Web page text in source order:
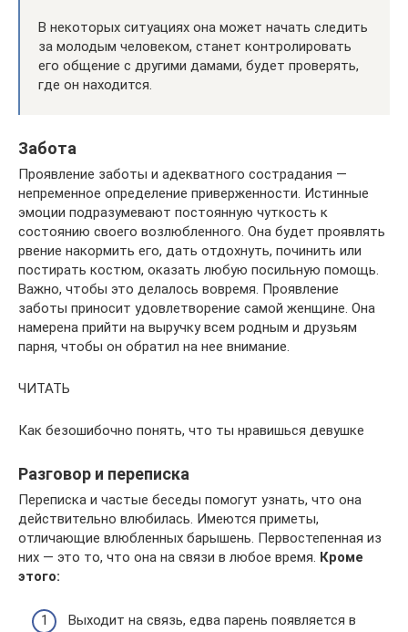
В некоторых ситуациях она может начать следить
за молодым человеком, станет контролировать
его общение с другими дамами, будет проверять,
где он находится.
Забота
Проявление заботы и адекватного сострадания —
непременное определение приверженности. Истинные
эмоции подразумевают постоянную чуткость к
состоянию своего возлюбленного. Она будет проявлять
рвение накормить его, дать отдохнуть, починить или
постирать костюм, оказать любую посильную помощь.
Важно, чтобы это делалось вовремя. Проявление
заботы приносит удовлетворение самой женщине. Она
намерена прийти на выручку всем родным и друзьям
парня, чтобы он обратил на нее внимание.
ЧИТАТЬ
Как безошибочно понять, что ты нравишься девушке
Разговор и переписка
Переписка и частые беседы помогут узнать, что она
действительно влюбилась. Имеются приметы,
отличающие влюбленных барышень. Первостепенная из
них — это то, что она на связи в любое время. Кроме
этого:
Выходит на связь, едва парень появляется в